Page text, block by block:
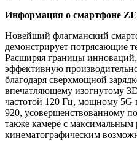
Информация о смартфоне
Новейший флагманский
демонстрирует потрясающие
Расширяя границы
эффективную
благодаря сверхмощной
впечатляющему изогнутому
частотой 120 Гц, мощному 5G
920, усовершенствованному
также камере с
кинематографическим